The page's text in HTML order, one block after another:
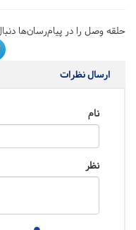
حلقه وصل را در پیام‌رسان‌ها
ارسال نظرات
نام
نظر